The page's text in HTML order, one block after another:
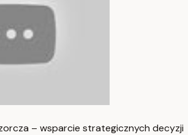
– wsparcie strategicznych decyzji